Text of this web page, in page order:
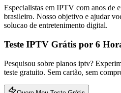
Especialistas em IPTV com anos de
brasileiro. Nosso objetivo e ajudar
solucao de entretenimento digital.
Teste IPTV Grátis por 6
Pesquisou sobre planos iptv?
teste gratuito. Sem cartão, sem